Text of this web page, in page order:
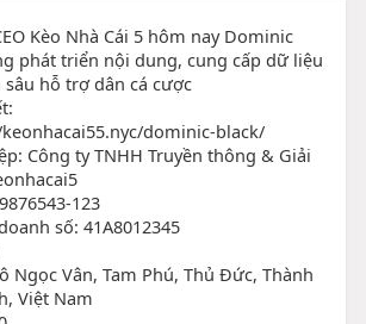
Kèo Nhà Cái 5 hôm nay Dominic
phát triển nội dung, cung cấp dữ liệu
hỗ trợ dân cá cược
dominic-black/
Công ty TNHH Truyền thông & Giải
123
số: 41A8012345
Ngọc Vân, Tam Phú, Thủ Đức, Thành
Việt Nam